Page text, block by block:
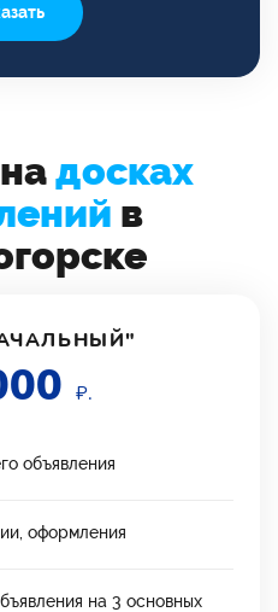
досках
в
₽.
объявления
оформления
на 3 основных